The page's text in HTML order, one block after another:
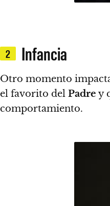
2 Infancia
Otro momento
el favorito del Padre y
comportamiento.